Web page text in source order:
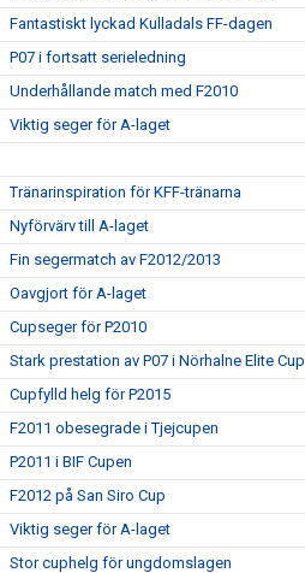
Fantastiskt lyckad Kulladals FF-dagen
P07 i fortsatt serieledning
Underhållande match med F2010
Viktig seger för A-laget
Tränarinspiration för KFF-tränarna
Nyförvärv till A-laget
Fin segermatch av F2012/2013
Oavgjort för A-laget
Cupseger för P2010
Stark prestation av P07 i Nörhalne Elite Cup
Cupfylld helg för P2015
F2011 obesegrade i Tjejcupen
P2011 i BIF Cupen
F2012 på San Siro Cup
Viktig seger för A-laget
Stor cuphelg för ungdomslagen